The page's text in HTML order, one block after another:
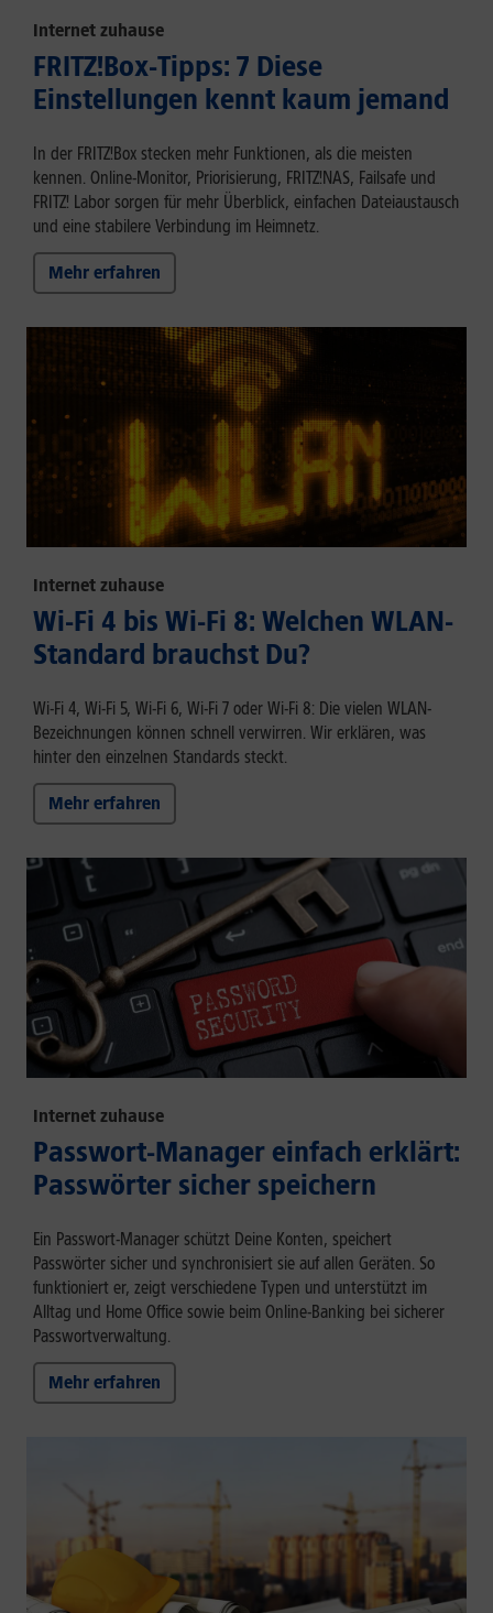
Internet zuhause
FRITZ!Box-Tipps: 7 Diese
Einstellungen kennt kaum jemand
In der FRITZ!Box stecken mehr Funktionen, als die meisten
kennen. Online-Monitor, Priorisierung, FRITZ!NAS, Failsafe und
FRITZ! Labor sorgen für mehr Überblick, einfachen Dateiaustausch
und eine stabilere Verbindung im Heimnetz.
Mehr erfahren
Internet zuhause
Wi-Fi 4 bis Wi-Fi 8: Welchen WLAN-
Standard brauchst Du?
Wi-Fi 4, Wi-Fi 5, Wi-Fi 6, Wi-Fi 7 oder Wi-Fi 8: Die vielen WLAN-
Bezeichnungen können schnell verwirren. Wir erklären, was
hinter den einzelnen Standards steckt.
Mehr erfahren
Internet zuhause
Passwort-Manager einfach erklärt:
Passwörter sicher speichern
Ein Passwort-Manager schützt Deine Konten, speichert
Passwörter sicher und synchronisiert sie auf allen Geräten. So
funktioniert er, zeigt verschiedene Typen und unterstützt im
Alltag und Home Office sowie beim Online-Banking bei sicherer
Passwortverwaltung.
Mehr erfahren